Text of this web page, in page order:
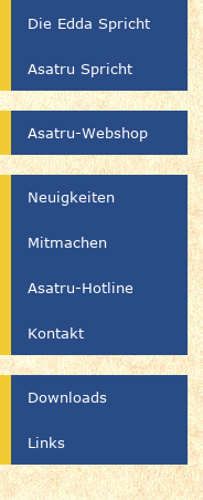
Die Edda Spricht
Asatru Spricht
Asatru-Webshop
Neuigkeiten
Mitmachen
Asatru-Hotline
Kontakt
Downloads
Links